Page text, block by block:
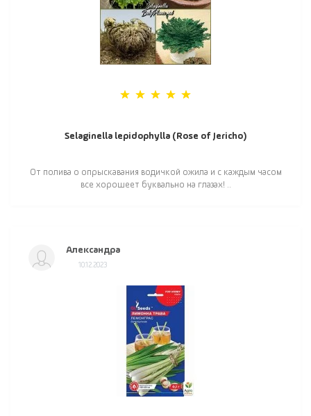
Selaginella lepidophylla (Rose of Jericho)
От полива о опрыскавания водичкой ожила и с каждым часом
все хорошеет буквально на глазах! ..
Александра
10.12.2023